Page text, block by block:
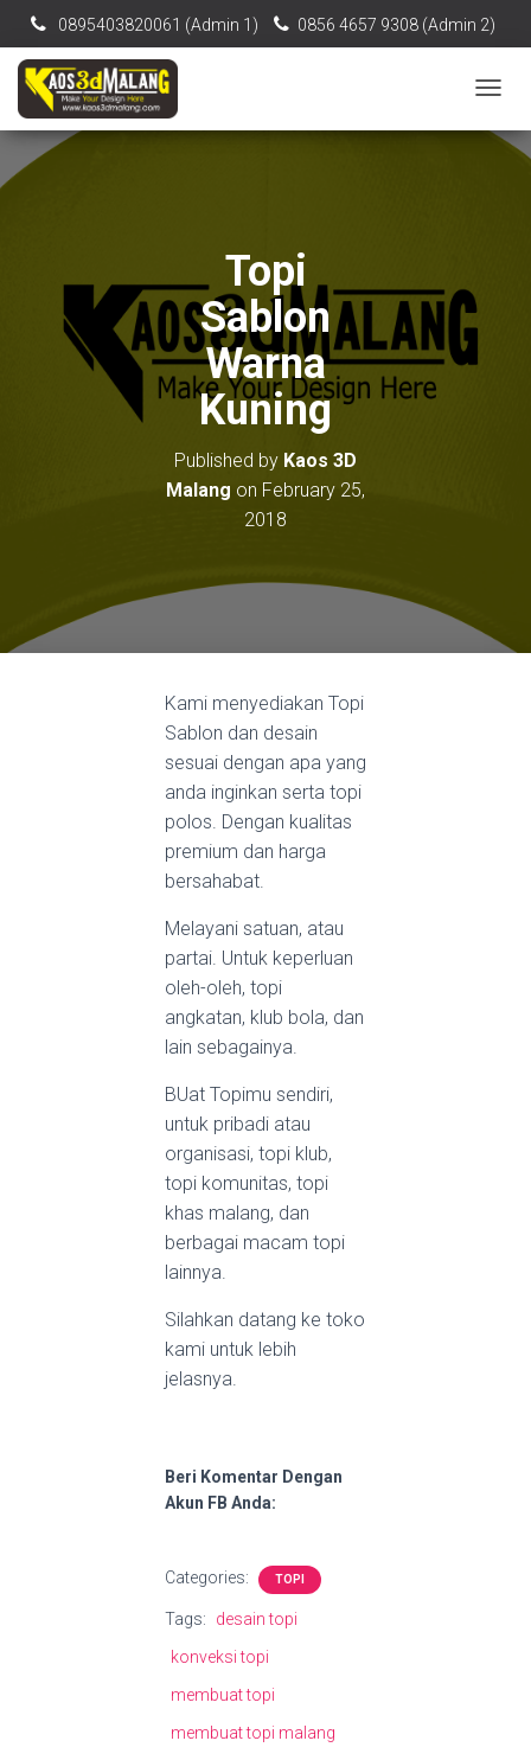
0895403820061‬ (Admin 1) 0856 4657 9308 (Admin 2)
O
Topi
Sablon
Warna
Kuning
Published by Kaos 3D
Malang on February 25,
2018
Kami menyediakan Topi
Sablon dan desain
sesuai dengan apa yang
anda inginkan serta topi
polos. Dengan kualitas
premium dan harga
bersahabat.
Melayani satuan, atau
partai. Untuk keperluan
oleh-oleh, topi
angkatan, klub bola, dan
lain sebagainya.
BUat Topimu sendiri,
untuk pribadi atau
organisasi, topi klub,
topi komunitas, topi
khas malang, dan
berbagai macam topi
lainnya.
Silahkan datang ke toko
kami untuk lebih
jelasnya.
Beri Komentar Dengan
Akun FB Anda:
Categories: TOPI
Tags:
desain topi
konveksi topi
membuat topi
membuat topi malang